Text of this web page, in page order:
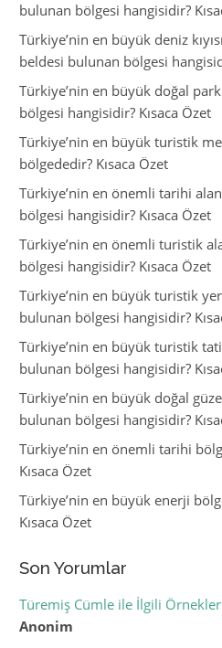
bulunan bölgesi hangisidir?
Türkiye’nin en büyük deniz
beldesi bulunan bölgesi
Türkiye’nin en büyük doğal
bölgesi hangisidir? Kısaca Özet
Türkiye’nin en büyük turistik
bölgededir? Kısaca Özet
Türkiye’nin en önemli tarihi
bölgesi hangisidir? Kısaca Özet
Türkiye’nin en önemli turistik
bölgesi hangisidir? Kısaca Özet
Türkiye’nin en büyük turistik
bulunan bölgesi hangisidir?
Türkiye’nin en büyük turistik
bulunan bölgesi hangisidir?
Türkiye’nin en büyük doğal
bulunan bölgesi hangisidir?
Türkiye’nin en önemli tarihi
Kısaca Özet
Türkiye’nin en büyük enerji
Kısaca Özet
Son Yorumlar
Türemiş Cümle ile İlgili
Anonim